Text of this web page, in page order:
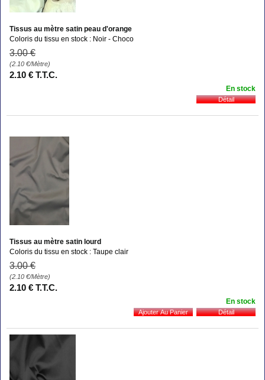
Tissus au mètre satin peau d'orange
Coloris du tissu en stock : Noir - Choco
3.00 €
(2.10 €/Mètre)
2.10 € T.T.C.
En stock
Tissus au mètre satin lourd
Coloris du tissu en stock : Taupe clair
3.00 €
(2.10 €/Mètre)
2.10 € T.T.C.
En stock